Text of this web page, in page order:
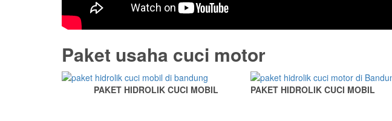
Paket usaha cuci motor
PAKET HIDROLIK CUCI MOBIL PAKET HIDROLIK CUCI MOBIL